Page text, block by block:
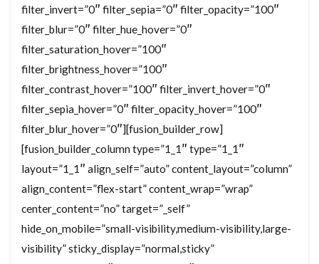
filter_invert=”0″ filter_sepia=”0″ filter_opacity=”100″
filter_blur=”0″ filter_hue_hover=”0″
filter_saturation_hover=”100″
filter_brightness_hover=”100″
filter_contrast_hover=”100″ filter_invert_hover=”0″
filter_sepia_hover=”0″ filter_opacity_hover=”100″
filter_blur_hover=”0″][fusion_builder_row]
[fusion_builder_column type=”1_1″ type=”1_1″
layout=”1_1″ align_self=”auto” content_layout=”column”
align_content=”flex-start” content_wrap=”wrap”
center_content=”no” target=”_self”
hide_on_mobile=”small-visibility,medium-visibility,large-
visibility” sticky_display=”normal,sticky”